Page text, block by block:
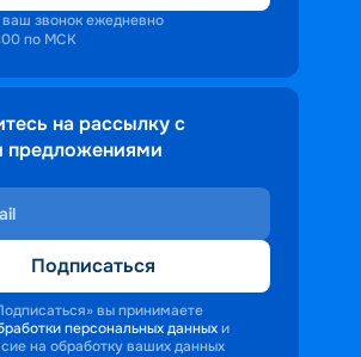
звонок ежедневно
по МСК
на рассылку с
предложениями
Подписаться
вы принимаете
персональных данных и
на обработку ваших данных